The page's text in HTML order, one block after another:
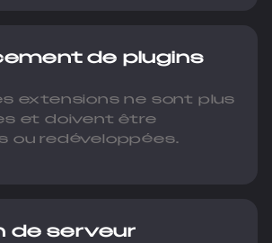
de plugins
extensions ne sont plus
et doivent être
ou redéveloppées.
de serveur